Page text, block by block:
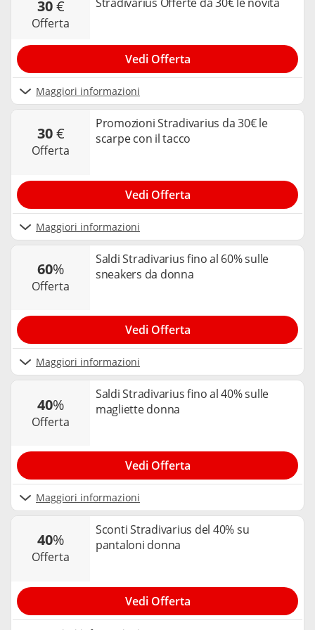
30€
offerta
Maggiori informazioni
Vedi Offerta
30€
offerta
Promozioni Stradivarius da 30€ le
scarpe con il tacco
Maggiori informazioni
Vedi Offerta
60%
offerta
Saldi Stradivarius fino al 60% sulle
sneakers da donna
Maggiori informazioni
Vedi Offerta
40%
offerta
Saldi Stradivarius fino al 40% sulle
magliette donna
Maggiori informazioni
Vedi Offerta
40%
offerta
Sconti Stradivarius del 40% su
pantaloni donna
Vedi Offerta